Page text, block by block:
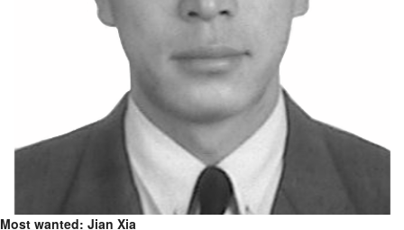
Most wanted: Jian Xia